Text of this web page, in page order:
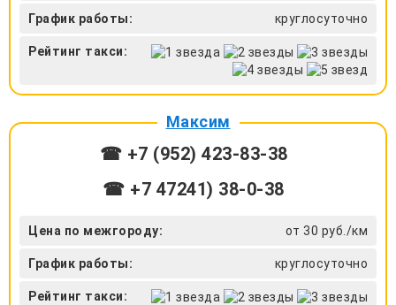
График работы: круглосуточно
Рейтинг такси:
Максим
☎ +7 (952) 423-83-38
☎ +7 47241) 38-0-38
Цена по межгороду: от 30 руб./км
График работы: круглосуточно
Рейтинг такси: